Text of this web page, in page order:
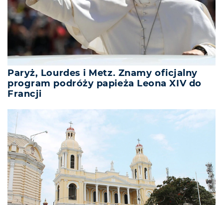
Paryż, Lourdes i Metz. Znamy oficjalny
program podróży papieża Leona XIV do
Francji